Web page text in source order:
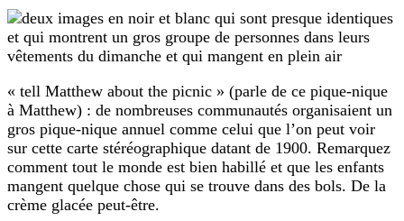
– Eh bien, Marilla, c’est que je le voulais, de tout mon cœur.
– Il faudra apprendre à ne plus céder à la fascination de cet
« tell Matthew about the picnic » (parle de ce pique-nique
à Matthew) : de nombreuses communautés organisaient un
gros pique-nique annuel comme celui que l’on peut voir
sur cette carte stéréographique datant de 1900. Remarquez
comment tout le monde est bien habillé et que les enfants
mangent quelque chose qui se trouve dans des bols. De la
crème glacée peut-être.